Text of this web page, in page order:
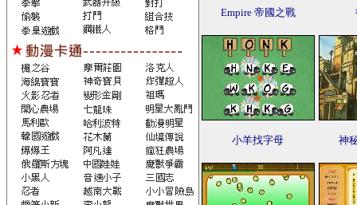
Empire 帝國之戰
小羊找字母 神